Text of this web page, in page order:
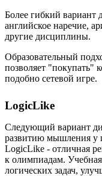
Более гибкий вариант
английское наречие,
другие дисциплины.
Образовательный
позволяет "покупать"
подобно сетевой игре.
LogicLike
Следующий вариант
развитию мышления у
LogicLike - отличная
к олимпиадам.
логических задач,